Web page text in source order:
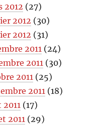
2012 (27)
2012 (30)
2012 (31)
2011 (24)
2011 (30)
2011 (25)
2011 (18)
(17)
2011 (29)